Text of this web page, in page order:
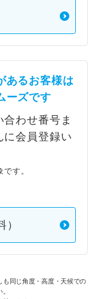
あるお客様は
ーズです
わせ番号ま
に会員登録い
す。
同じ角度・高度・天候での